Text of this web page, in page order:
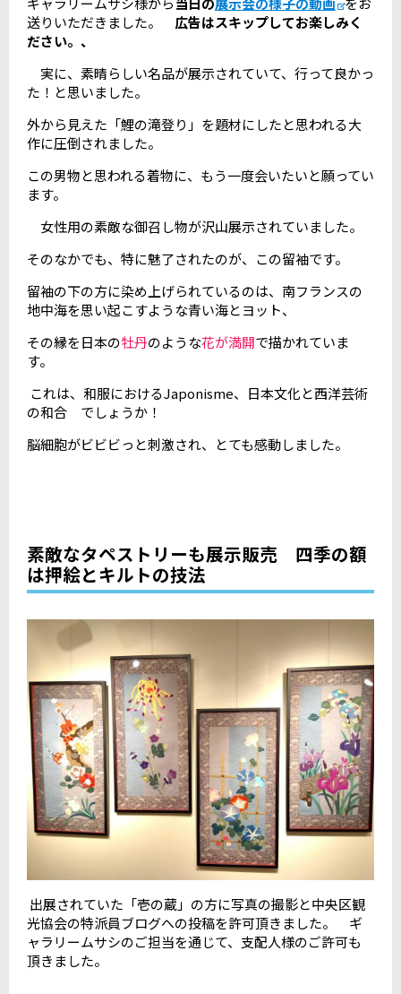
送りいただきました。 広告はスキップしてお楽しみく
ださい。、
実に、素晴らしい名品が展示されていて、行って良かっ
た！と思いました。
外から見えた「鯉の滝登り」を題材にしたと思われる大
作に圧倒されました。
この男物と思われる着物に、もう一度会いたいと願ってい
ます。
女性用の素敵な御召し物が沢山展示されていました。
そのなかでも、特に魅了されたのが、この留袖です。
留袖の下の方に染め上げられているのは、南フランスの
地中海を思い起こすような青い海とヨット、
その縁を日本の牡丹のような花が満開で描かれていま
す。
これは、和服におけるJaponisme、日本文化と西洋芸術
の和合 でしょうか！
脳細胞がビビビっと刺激され、とても感動しました。
素敵なタペストリーも展示販売 四季の額
は押絵とキルトの技法
出展されていた「壱の蔵」の方に写真の撮影と中央区観
光協会の特派員ブログへの投稿を許可頂きました。 ギ
ャラリームサシのご担当を通じて、支配人様のご許可も
頂きました。